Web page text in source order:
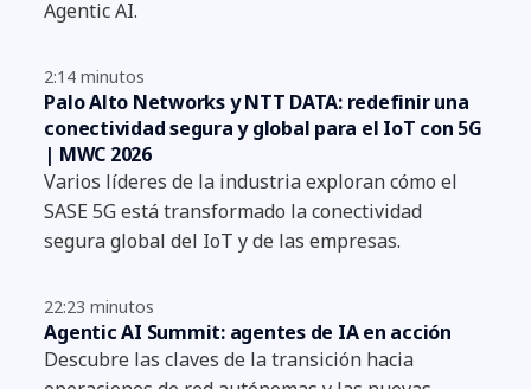
Agentic AI.
2:14 minutos
Palo Alto Networks y NTT DATA: redefinir una
conectividad segura y global para el IoT con 5G
| MWC 2026
Varios líderes de la industria exploran cómo el
SASE 5G está transformado la conectividad
segura global del IoT y de las empresas.
22:23 minutos
Agentic AI Summit: agentes de IA en acción
Descubre las claves de la transición hacia